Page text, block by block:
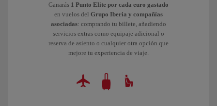
Ganarás 1 Punto Elite por cada euro gastado
en vuelos del Grupo Iberia y compañías
asociadas: comprando tu billete, añadiendo
servicios extras como equipaje adicional o
reserva de asiento o cualquier otra opción que
mejore tu experiencia de viaje.